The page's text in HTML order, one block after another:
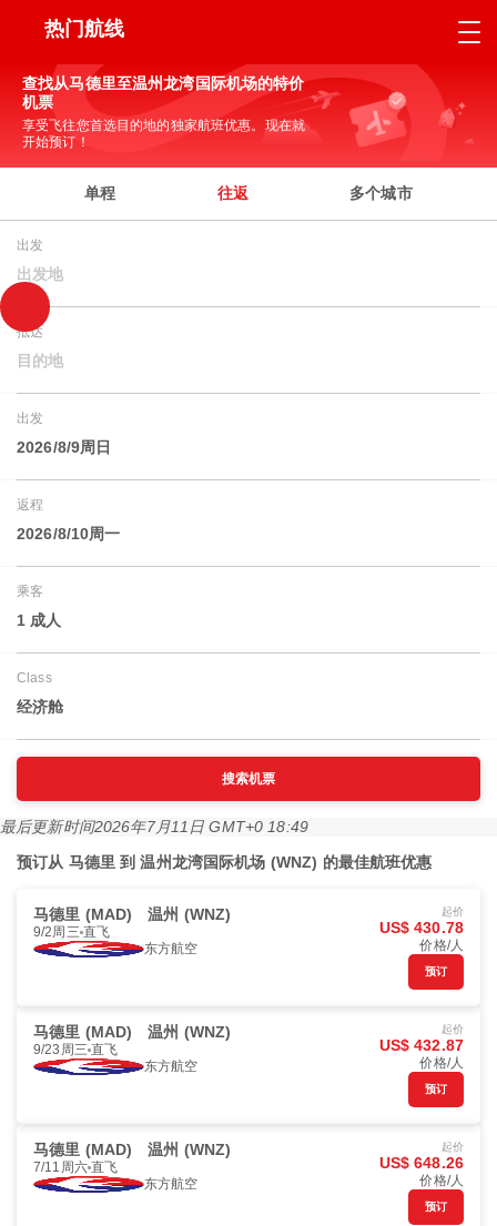
热门航线
查找从马德里至温州龙湾国际机场的特价
机票
享受飞往您首选目的地的独家航班优惠。现在就
开始预订！
单程 往返 多个城市
出发
出发地
抵达
目的地
出发
2026/8/9周日
返程
2026/8/10周一
乘客
1 成人
Class
经济舱
搜索机票
最后更新时间2026年7月11日 GMT+0 18:49
预订从 马德里 到 温州龙湾国际机场 (WNZ) 的最佳航班优惠
马德里 (MAD) 温州 (WNZ)
9/2周三 直飞
东方航空
起价
US$ 430.78
价格/人
预订
马德里 (MAD) 温州 (WNZ)
9/23周三 直飞
东方航空
起价
US$ 432.87
价格/人
预订
马德里 (MAD) 温州 (WNZ)
7/11周六 直飞
东方航空
起价
US$ 648.26
价格/人
预订